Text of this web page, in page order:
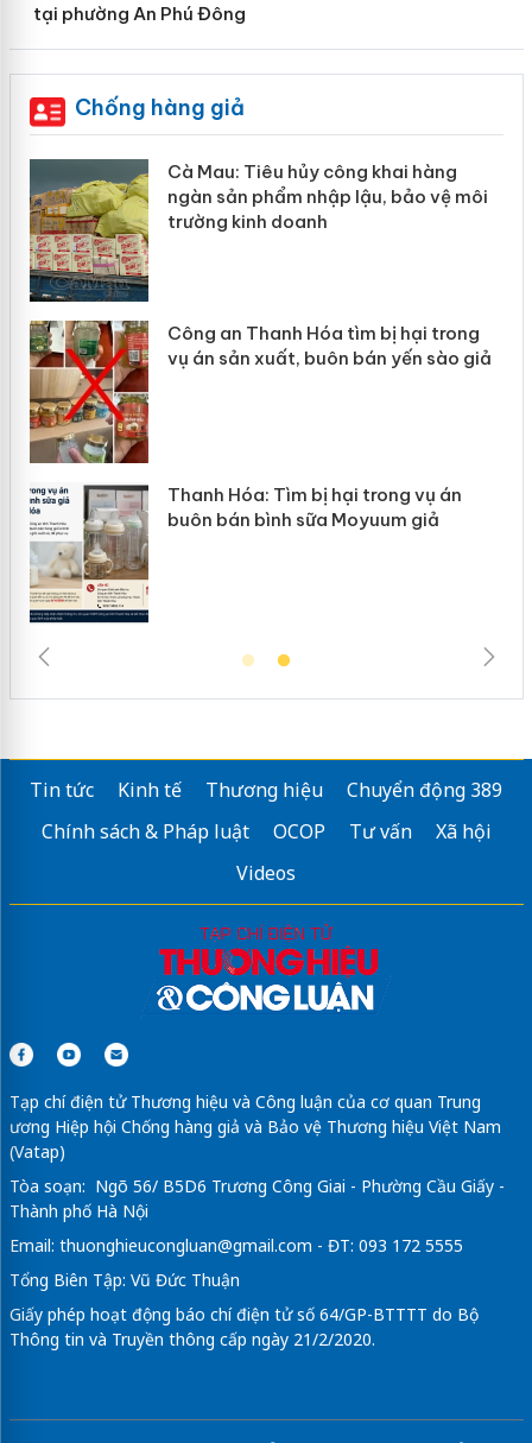
tại phường An Phú Đông
Chống hàng giả
vệ môi
hại trong
sào giả
vụ án
giả
Khẩn trương xác minh, xử lý sản
Slimaura Care x3 sử dụng giấy
giả mạo
Lào Cai xử lý 83 vụ vi phạm
mại trong tháng 7
Hưng Yên: Xử lý 6 hộ kinh doanh
hàng giả mạo nhãn hiệu Adidas,
Tin tức Kinh tế Thương hiệu
Chuyển động 389
Chính sách & Pháp luật
OCOP Tư vấn
Xã hội
Videos
Tạp chí điện tử Thương hiệu và Công luận của cơ quan Trung
ương Hiệp hội Chống hàng giả và Bảo vệ Thương hiệu Việt Nam
(Vatap)
Tòa soạn: Ngõ 56/ B5D6 Trương Công Giai - Phường Cầu Giấy -
Thành phố Hà Nội
Email: thuonghieucongluan@gmail.com - ĐT: 093 172 5555
Tổng Biên Tập: Vũ Đức Thuận
Giấy phép hoạt động báo chí điện tử số 64/GP-BTTTT do Bộ
Thông tin và Truyền thông cấp ngày 21/2/2020.